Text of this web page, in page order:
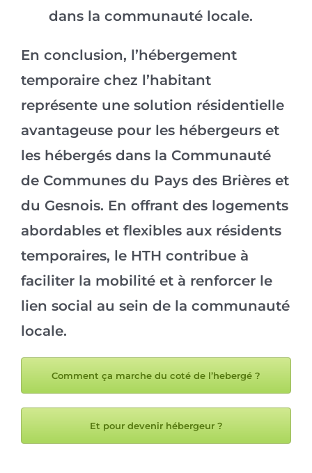
dans la communauté locale.
En conclusion, l’hébergement
temporaire chez l’habitant
représente une solution résidentielle
avantageuse pour les hébergeurs et
les hébergés dans la Communauté
de Communes du Pays des Brières et
du Gesnois. En offrant des logements
abordables et flexibles aux résidents
temporaires, le HTH contribue à
faciliter la mobilité et à renforcer le
lien social au sein de la communauté
locale.
Comment ça marche du coté de l’hebergé ?
Et pour devenir hébergeur ?